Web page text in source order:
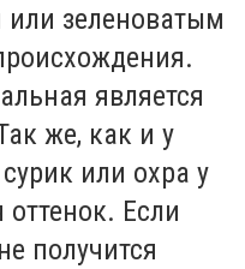
зеленоватым
является
же, как и у
или охра у
Если
получится